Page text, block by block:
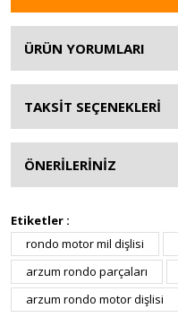
ÜRÜN YORUMLARI
TAKSİT SEÇENEKLERİ
ÖNERİLERİNİZ
Etiketler :
rondo motor mil dişlisi
arzum rondo parçaları
arzum rondo motor dişlisi